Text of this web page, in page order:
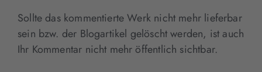
Sollte das kommentierte Werk nicht mehr lieferbar
sein bzw. der Blogartikel gelöscht werden, ist auch
Ihr Kommentar nicht mehr öffentlich sichtbar.